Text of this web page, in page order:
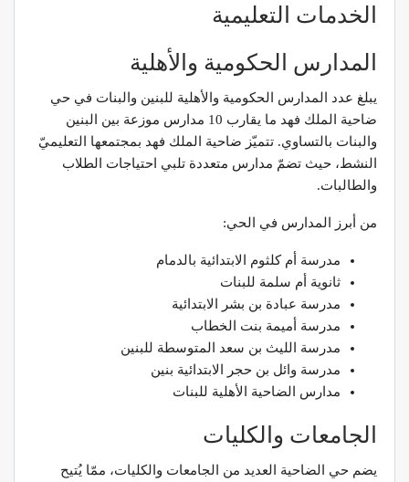
الخدمات التعليمية
المدارس الحكومية والأهلية
يبلغ عدد المدارس الحكومية والأهلية للبنين والبنات في حي
ضاحية الملك فهد ما يقارب 10 مدارس موزعة بين البنين
والبنات بالتساوي. تتميّز ضاحية الملك فهد بمجتمعها التعليميّ
النشط، حيث تضمّ مدارس متعددة تلبي احتياجات الطلاب
والطالبات.
من أبرز المدارس في الحي:
مدرسة أم كلثوم الابتدائية بالدمام
ثانوية أم سلمة للبنات
مدرسة عبادة بن بشر الابتدائية
مدرسة أميمة بنت الخطاب
مدرسة الليث بن سعد المتوسطة للبنين
مدرسة وائل بن حجر الابتدائية بنين
مدارس الضاحية الأهلية للبنات
الجامعات والكليات
يضم حي الضاحية العديد من الجامعات والكليات، ممّا يُتيح